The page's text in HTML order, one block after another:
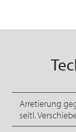
Arretierung
seitl.